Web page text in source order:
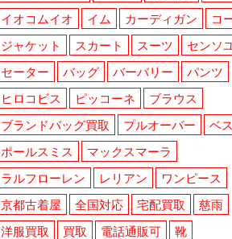
イオコムイオ
イム カーディガン
コ
ジャケット
スカート スーツ
センソ
セーター
バッグ バーバリー
パンツ
ヒロコビス
ピッコーネ
ブラウス
ブランドバッグ買取
プルオーバー
ベ
ポールスミス
マックスマーラ
ラルフローレン
レリアン
ワンピース
京都古着屋
全国対応 宅配買取
慈雨
洋服買取
買取 電話通販可 靴